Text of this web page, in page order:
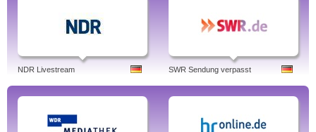
NDR Livestream SWR Sendung verpasst